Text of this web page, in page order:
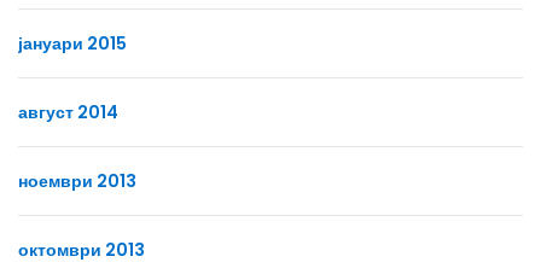
јануари 2015
август 2014
ноември 2013
октомври 2013